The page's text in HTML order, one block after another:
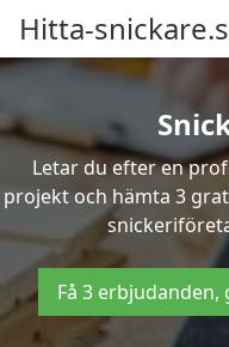
Hitta-
Letar du efter en
projekt och hämta 3
Få 3